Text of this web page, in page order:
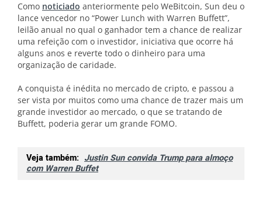
Como noticiado anteriormente pelo WeBitcoin, Sun deu o
lance vencedor no “Power Lunch with Warren Buffett”,
leilão anual no qual o ganhador tem a chance de realizar
uma refeição com o investidor, iniciativa que ocorre há
alguns anos e reverte todo o dinheiro para uma
organização de caridade.
A conquista é inédita no mercado de cripto, e passou a
ser vista por muitos como uma chance de trazer mais um
grande investidor ao mercado, o que se tratando de
Buffett, poderia gerar um grande FOMO.
Veja também: Justin Sun convida Trump para almoço
com Warren Buffet